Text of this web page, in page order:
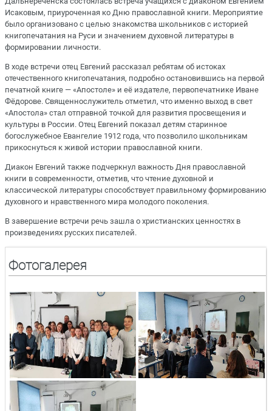
Исаковым, приуроченная ко Дню православной книги. Мероприятие
было организовано с целью знакомства школьников с историей
книгопечатания на Руси и значением духовной литературы в
формировании личности.
В ходе встречи отец Евгений рассказал ребятам об истоках
отечественного книгопечатания, подробно остановившись на первой
печатной книге — «Апостоле» и её издателе, первопечатнике Иване
Фёдорове. Священнослужитель отметил, что именно выход в свет
«Апостола» стал отправной точкой для развития просвещения и
культуры в России. Отец Евгений показал детям старинное
богослужебное Евангелие 1912 года, что позволило школьникам
прикоснуться к живой истории православной книги.
Диакон Евгений также подчеркнул важность Дня православной
книги в современности, отметив, что чтение духовной и
классической литературы способствует правильному формированию
духовного и нравственного мира молодого поколения.
В завершение встречи речь зашла о христианских ценностях в
произведениях русских писателей.
Фотогалерея